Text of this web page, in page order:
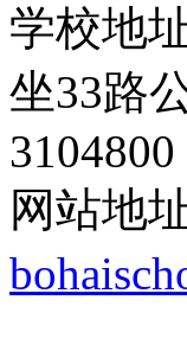
学校地
坐33路
3104800
网站地